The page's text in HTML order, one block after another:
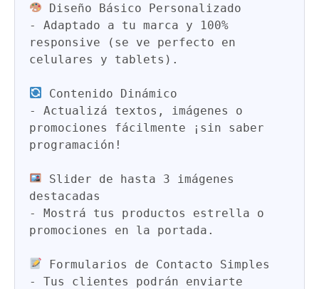
Diseño Básico Personalizado
-
Adaptado a tu marca y 100%
responsive (se ve perfecto en
celulares y tablets).
Contenido Dinámico
-
Actualizá textos, imágenes o
promociones fácilmente ¡sin saber
programación!
Slider de hasta 3 imágenes
destacadas
-
Mostrá tus productos estrella o
promociones en la portada.
Formularios de Contacto Simples
-
Tus clientes podrán enviarte